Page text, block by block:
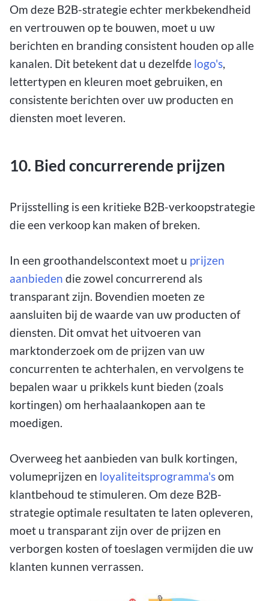
Om deze B2B-strategie echter merkbekendheid
en vertrouwen op te bouwen, moet u uw
berichten en branding consistent houden op alle
kanalen. Dit betekent dat u dezelfde logo's,
lettertypen en kleuren moet gebruiken, en
consistente berichten over uw producten en
diensten moet leveren.
10. Bied concurrerende prijzen
Prijsstelling is een kritieke B2B-verkoopstrategie
die een verkoop kan maken of breken.
In een groothandelscontext moet u prijzen
aanbieden die zowel concurrerend als
transparant zijn. Bovendien moeten ze
aansluiten bij de waarde van uw producten of
diensten. Dit omvat het uitvoeren van
marktonderzoek om de prijzen van uw
concurrenten te achterhalen, en vervolgens te
bepalen waar u prikkels kunt bieden (zoals
kortingen) om herhaalaankopen aan te
moedigen.
Overweeg het aanbieden van bulk kortingen,
volumeprijzen en loyaliteitsprogramma'som
klantbehoud te stimuleren. Om deze B2B-
strategie optimale resultaten te laten opleveren,
moet u transparant zijn over de prijzen en
verborgen kosten of toeslagen vermijden die uw
klanten kunnen verrassen.